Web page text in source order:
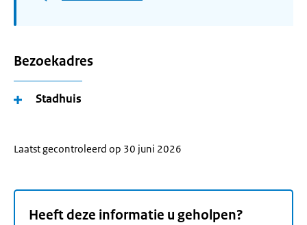
Bezoekadres
Stadhuis
Laatst gecontroleerd op 30 juni 2026
Heeft deze informatie u geholpen?